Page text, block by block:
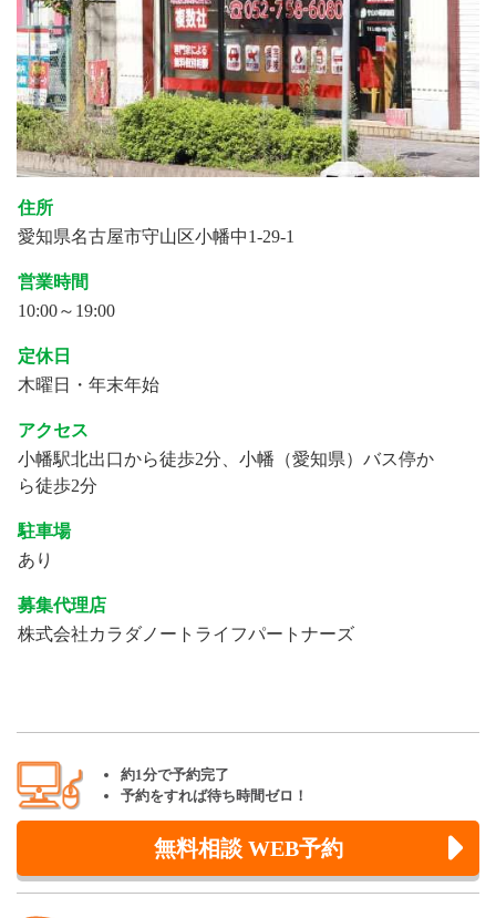
住所
愛知県名古屋市守山区小幡中1-29-1
営業時間
10:00～19:00
定休日
木曜日・年末年始
アクセス
小幡駅北出口から徒歩2分、小幡（愛知県）バス停か
ら徒歩2分
駐車場
あり
募集代理店
株式会社カラダノートライフパートナーズ
約1分で予約完了
予約をすれば待ち時間ゼロ！
無料相談 WEB予約